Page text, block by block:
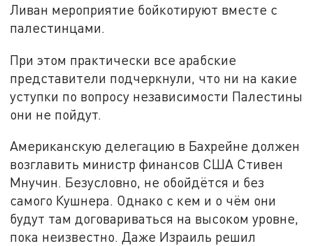
Ливан мероприятие бойкотируют вместе с
палестинцами.
При этом практически все арабские
представители подчеркнули, что ни на какие
уступки по вопросу независимости Палестины
они не пойдут.
Американскую делегацию в Бахрейне должен
возглавить министр финансов США Стивен
Мнучин. Безусловно, не обойдётся и без
самого Кушнера. Однако с кем и о чём они
будут там договариваться на высоком уровне,
пока неизвестно. Даже Израиль решил